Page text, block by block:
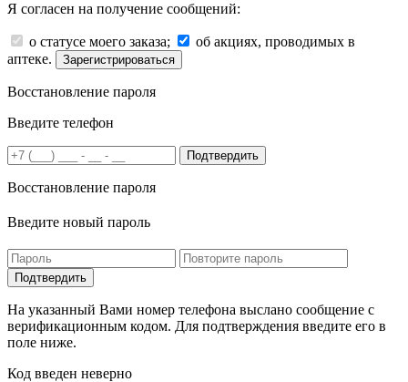
Я согласен на получение сообщений:
о статусе моего заказа;
об акциях, проводимых в
аптеке.
Зарегистрироваться
Восстановление пароля
Введите телефон
Подтвердить
Восстановление пароля
Введите новый пароль
На указанный Вами номер телефона выслано сообщение с
верификационным кодом. Для подтверждения введите его в
поле ниже.
Код введен неверно